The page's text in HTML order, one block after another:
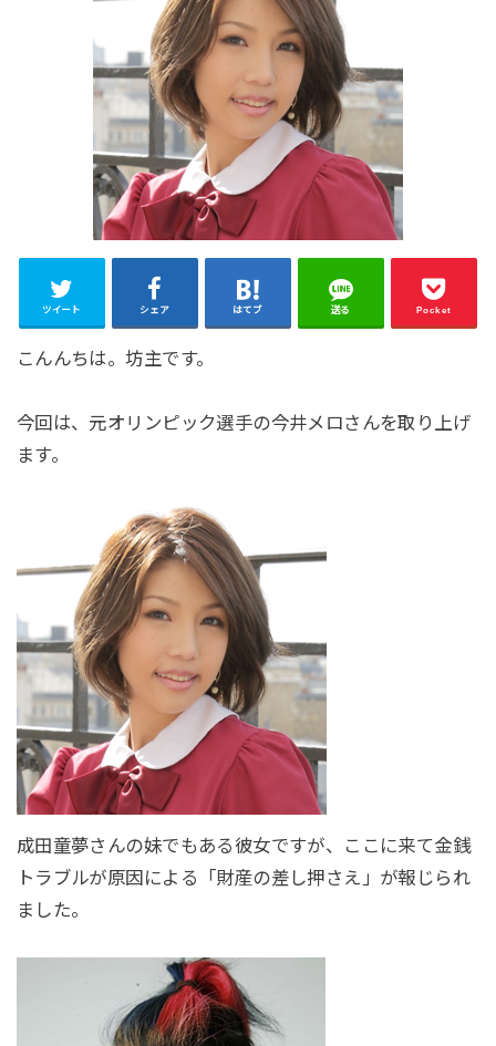
ツイート シェア はてブ 送る Pocket
こんんちは。坊主です。
今回は、元オリンピック選手の今井メロさんを取り上げ
ます。
成田童夢さんの妹でもある彼女ですが、ここに来て金銭
トラブルが原因による「財産の差し押さえ」が報じられ
ました。